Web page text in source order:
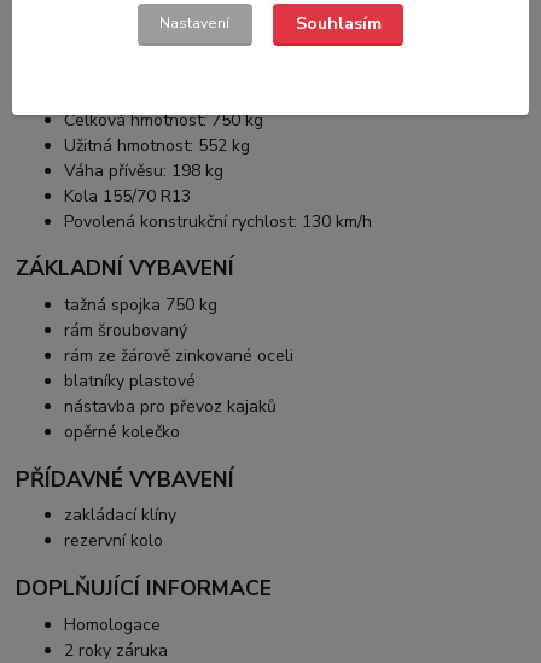
Přívěsný vozík NEPTUN / TRIGANO
Celková hmotnost: 750 kg
Užitná hmotnost: 552 kg
Váha přívěsu: 198 kg
Kola 155/70 R13
Povolená konstrukční rychlost: 130 km/h
ZÁKLADNÍ VYBAVENÍ
tažná spojka 750 kg
rám šroubovaný
rám ze žárově zinkované oceli
blatníky plastové
nástavba pro převoz kajaků
opěrné kolečko
PŘÍDAVNÉ VYBAVENÍ
zakládací klíny
rezervní kolo
DOPLŇUJÍCÍ INFORMACE
Homologace
2 roky záruka
Nastavení Souhlasím